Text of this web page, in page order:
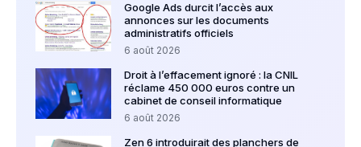
Google Ads durcit l’accès aux
annonces sur les documents
administratifs officiels
6 août 2026
Droit à l’effacement ignoré : la CNIL
réclame 450 000 euros contre un
cabinet de conseil informatique
6 août 2026
Zen 6 introduirait des planchers de